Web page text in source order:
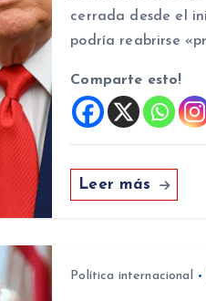
cerrada desde el
podría reabrirse
Comparte esto!
Leer más
Política internacional